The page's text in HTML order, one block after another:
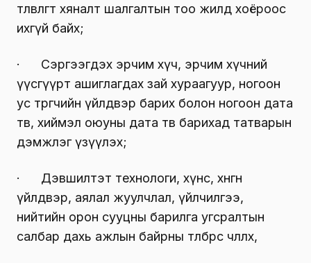
төлөвлөгөөт хяналт шалгалтын тоо жилд хоёроос
ихгүй байх;
· Сэргээгдэх эрчим хүч, эрчим хүчний
үүсгүүрт ашиглагдах зай хураагуур, ногоон
ус төрөгчийн үйлдвэр барих болон ногоон дата
төв, хиймэл оюуны дата төв барихад татварын
дэмжлэг үзүүлэх;
· Дэвшилтэт технологи, хүнс, хөнгөн
үйлдвэр, аялал жуулчлал, үйлчилгээ,
нийтийн орон сууцны барилга угсралтын
салбар дахь ажлын байрны төлбөрөөс чөлөөлөх,